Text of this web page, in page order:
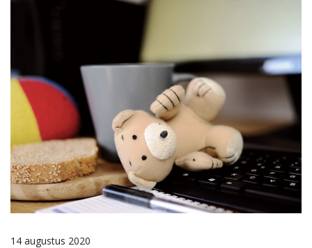
14 augustus 2020